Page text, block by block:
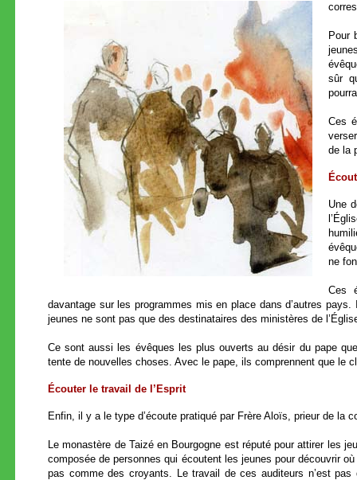
Pour
sûr
Ces
de la
Une
ne
Ces
davantage sur les programmes mis en place dans d’autres
jeunes ne sont pas que des destinataires des ministères de
Ce sont aussi les évêques les plus ouverts au désir du pape
tente de nouvelles choses. Avec le pape, ils comprennent que le
Écouter le travail de l’Esprit
Enfin, il y a le type d’écoute pratiqué par Frère Aloïs, prieur de la
Le monastère de Taizé en Bourgogne est réputé pour attirer les
composée de personnes qui écoutent les jeunes pour découvrir
pas comme des croyants. Le travail de ces auditeurs n’est